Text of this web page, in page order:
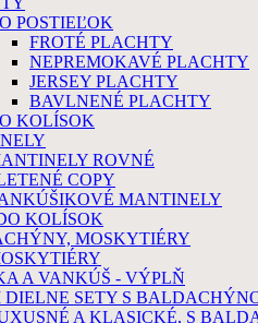
POSTIEĽOK
FROTÉ PLACHTY
NEPREMOKAVÉ PLACHTY
JERSEY PLACHTY
BAVLNENÉ PLACHTY
KOLÍSOK
ROVNÉ
COPY
MANTINELY
KOLÍSOK
MOSKYTIÉRY
A VANKÚŠ - VÝPLŇ
DIELNE SETY S
A KLASICKÉ, S